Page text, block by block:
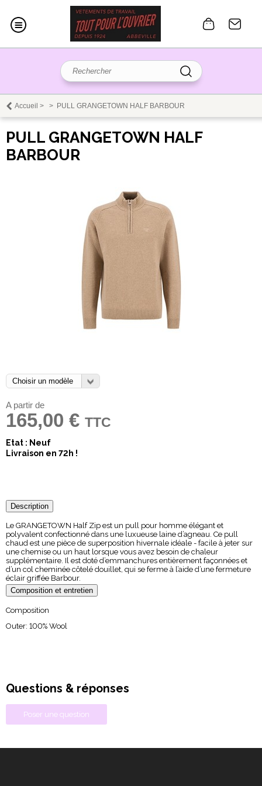
Accueil > > PULL GRANGETOWN HALF BARBOUR
PULL GRANGETOWN HALF
BARBOUR
A partir de
165,00 € TTC
Etat : Neuf
Livraison en 72h !
Description
Le GRANGETOWN Half Zip est un pull pour homme élégant et
polyvalent confectionné dans une luxueuse laine d’agneau. Ce pull
chaud est une pièce de superposition hivernale idéale - facile à jeter sur
une chemise ou un haut lorsque vous avez besoin de chaleur
supplémentaire. Il est doté d’emmanchures entièrement façonnées et
d’un col cheminée côtelé douillet, qui se ferme à l’aide d’une fermeture
éclair griffée Barbour.
Composition et entretien
Composition
Outer: 100% Wool
Questions & réponses
Poser une question